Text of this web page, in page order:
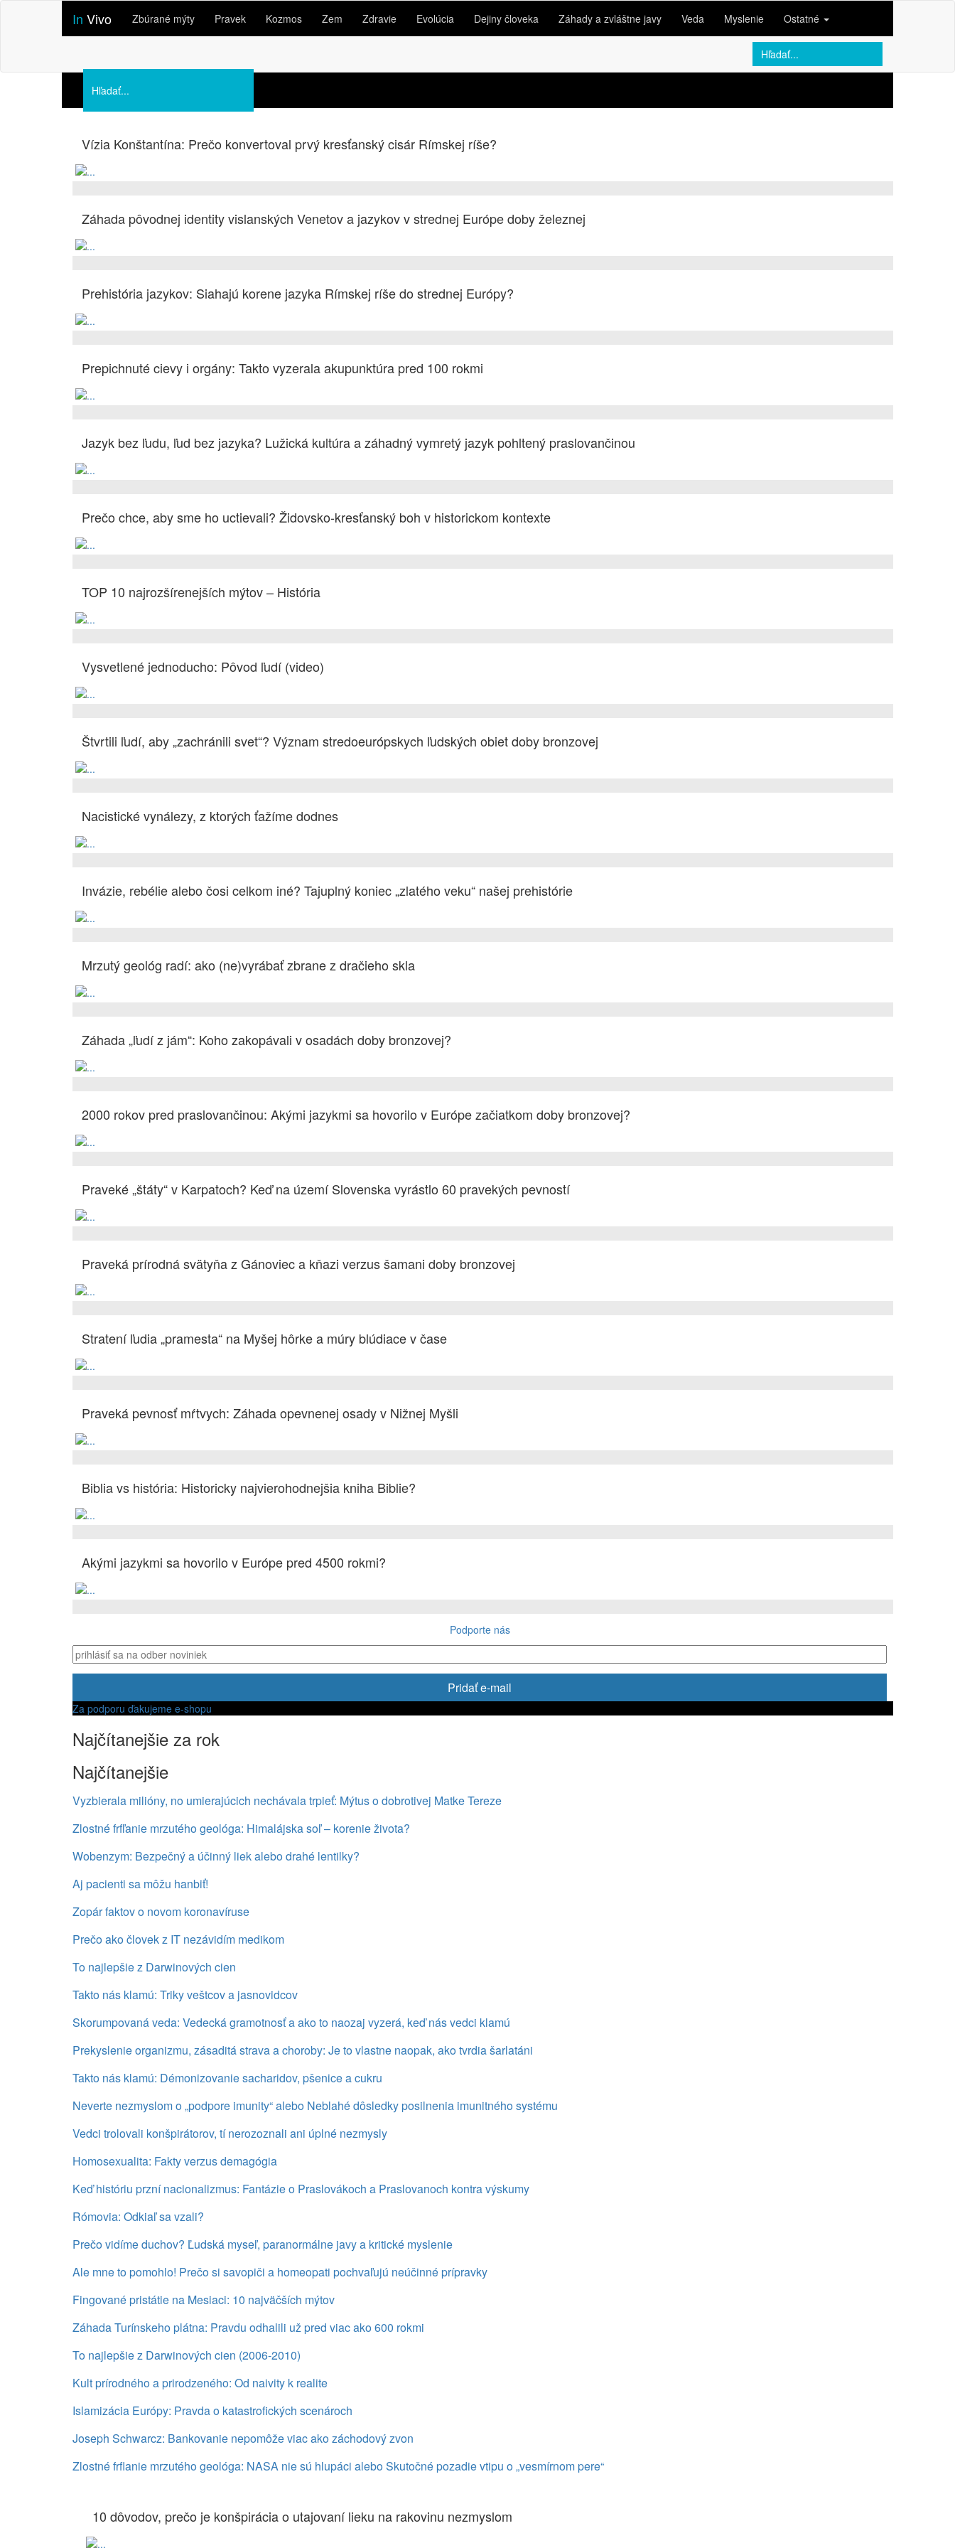
In Vivo Zbúrané mýty Pravek Kozmos Zem Zdravie Evolúcia Dejiny človeka Záhady a zvláštne javy Veda Myslenie Ostatné
O nás
Prednášky
Vízia Konštantína: Prečo konvertoval prvý kresťanský cisár Rímskej ríše?
Záhada pôvodnej identity vislanských Venetov a jazykov v strednej Európe doby železnej
Prehistória jazykov: Siahajú korene jazyka Rímskej ríše do strednej Európy?
Prepichnuté cievy i orgány: Takto vyzerala akupunktúra pred 100 rokmi
Jazyk bez ľudu, ľud bez jazyka? Lužická kultúra a záhadný vymretý jazyk pohltený praslovančinou
Prečo chce, aby sme ho uctievali? Židovsko-kresťanský boh v historickom kontexte
TOP 10 najrozšírenejších mýtov – História
Vysvetlené jednoducho: Pôvod ľudí (video)
Štvrtili ľudí, aby „zachránili svet“? Význam stredoeurópskych ľudských obiet doby bronzovej
Nacistické vynálezy, z ktorých ťažíme dodnes
Invázie, rebélie alebo čosi celkom iné? Tajuplný koniec „zlatého veku“ našej prehistórie
Mrzutý geológ radí: ako (ne)vyrábať zbrane z dračieho skla
Záhada „ľudí z jám“: Koho zakopávali v osadách doby bronzovej?
2000 rokov pred praslovančinou: Akými jazykmi sa hovorilo v Európe začiatkom doby bronzovej?
Praveké „štáty“ v Karpatoch? Keď na území Slovenska vyrástlo 60 pravekých pevností
Praveká prírodná svätyňa z Gánoviec a kňazi verzus šamani doby bronzovej
Stratení ľudia „pramesta“ na Myšej hôrke a múry blúdiace v čase
Praveká pevnosť mŕtvych: Záhada opevnenej osady v Nižnej Myšli
Biblia vs história: Historicky najvierohodnejšia kniha Biblie?
Akými jazykmi sa hovorilo v Európe pred 4500 rokmi?
Podporte nás
Pridať e-mail
Za podporu ďakujeme e-shopu
Najčítanejšie za rok
Najčítanejšie
Vyzbierala milióny, no umierajúcich nechávala trpieť: Mýtus o dobrotivej Matke Tereze
Zlostné frfľanie mrzutého geológa: Himalájska soľ – korenie života?
Wobenzym: Bezpečný a účinný liek alebo drahé lentilky?
Aj pacienti sa môžu hanbiť!
Zopár faktov o novom koronavíruse
Prečo ako človek z IT nezávidím medikom
To najlepšie z Darwinových cien
Takto nás klamú: Triky veštcov a jasnovidcov
Skorumpovaná veda: Vedecká gramotnosť a ako to naozaj vyzerá, keď nás vedci klamú
Prekyslenie organizmu, zásaditá strava a choroby: Je to vlastne naopak, ako tvrdia šarlatáni
Takto nás klamú: Démonizovanie sacharidov, pšenice a cukru
Neverte nezmyslom o „podpore imunity“ alebo Neblahé dôsledky posilnenia imunitného systému
Vedci trolovali konšpirátorov, tí nerozoznali ani úplné nezmysly
Homosexualita: Fakty verzus demagógia
Keď históriu przní nacionalizmus: Fantázie o Praslovákoch a Praslovanoch kontra výskumy
Rómovia: Odkiaľ sa vzali?
Prečo vidíme duchov? Ľudská myseľ, paranormálne javy a kritické myslenie
Ale mne to pomohlo! Prečo si savopiči a homeopati pochvaľujú neúčinné prípravky
Fingované pristátie na Mesiaci: 10 najväčších mýtov
Záhada Turínskeho plátna: Pravdu odhalili už pred viac ako 600 rokmi
To najlepšie z Darwinových cien (2006-2010)
Kult prírodného a prirodzeného: Od naivity k realite
Islamizácia Európy: Pravda o katastrofických scenároch
Joseph Schwarcz: Bankovanie nepomôže viac ako záchodový zvon
Zlostné frflanie mrzutého geológa: NASA nie sú hlupáci alebo Skutočné pozadie vtipu o „vesmírnom pere“
10 dôvodov, prečo je konšpirácia o utajovaní lieku na rakovinu nezmyslom